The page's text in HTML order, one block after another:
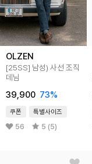
OLZEN
[25SS] 남성) 사선 조직
데님
39,900 73%
쿠폰 특별사이즈
56 5 (5)